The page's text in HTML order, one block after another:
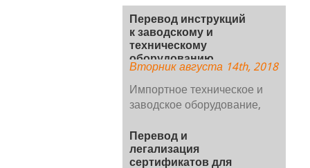
Перевод инструкций
к заводскому и
техническому
оборудованию
Вторник августа 14th, 2018
Импортное техническое и
заводское оборудование,
обычно сопровождается
инструкцией по
Перевод и
легализация
сертификатов для